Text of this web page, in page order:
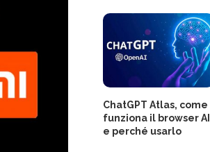
ChatGPT Atlas, come
funziona il browser AI
e perché usarlo